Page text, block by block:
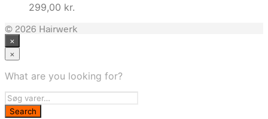
299,00 kr.
© 2026 Hairwerk
×
×
What are you looking for?